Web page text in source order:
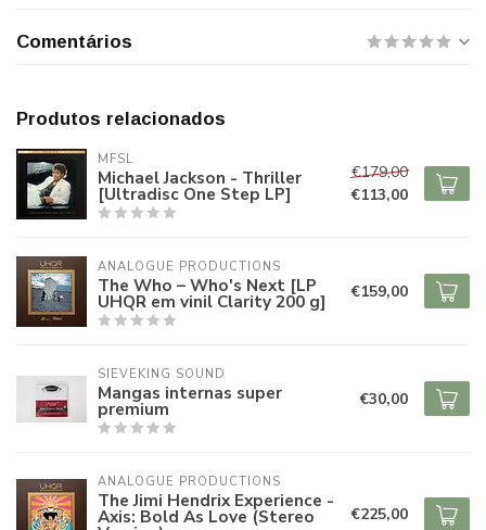
Comentários
Produtos relacionados
MFSL
Michael Jackson - Thriller
[Ultradisc One Step LP]
€179,00
€113,00
ANALOGUE PRODUCTIONS
The Who – Who's Next [LP
UHQR em vinil Clarity 200 g] €159,00
SIEVEKING SOUND
Mangas internas super
premium €30,00
ANALOGUE PRODUCTIONS
The Jimi Hendrix Experience -
Axis: Bold As Love (Stereo €225,00